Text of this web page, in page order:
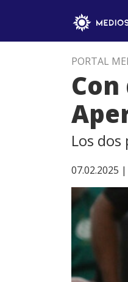
PORTAL
Los
07.02.2025 |